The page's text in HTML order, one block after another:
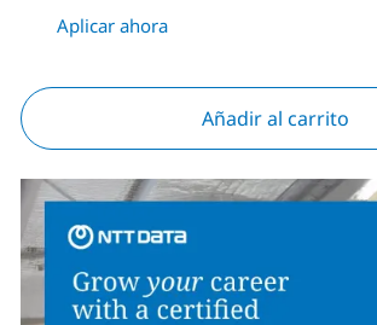
Aplicar ahora
Añadir al carrito